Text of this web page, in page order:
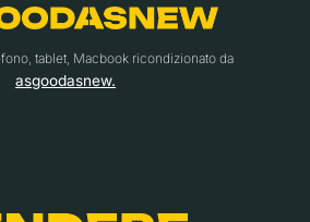
tablet, Macbook ricondizionato da
asgoodasnew.